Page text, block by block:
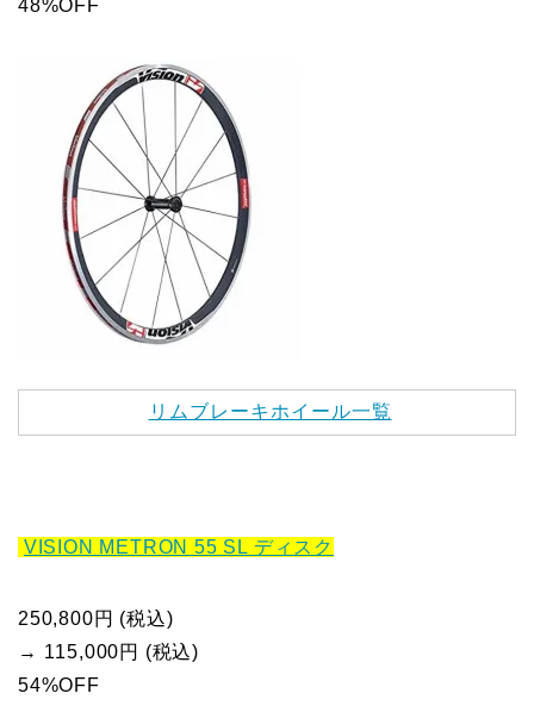
48%OFF
リムブレーキホイール一覧
VISION METRON 55 SL ディスク
250,800円 (税込)
→ 115,000円 (税込)
54%OFF